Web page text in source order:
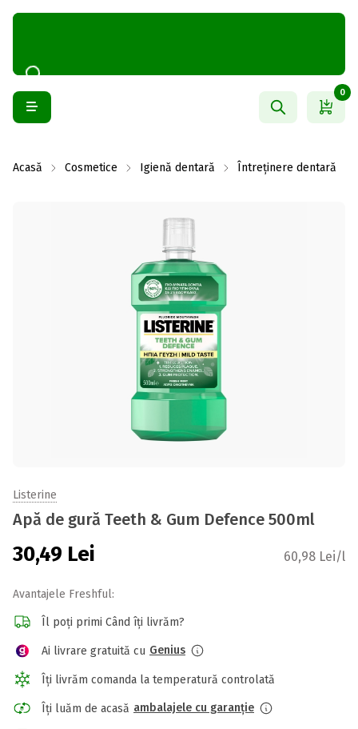
0
Acasă Cosmetice Igienă dentară Întreținere dentară
Listerine
Apă de gură Teeth & Gum Defence 500ml
30,49 Lei 60,98 Lei/l
Avantajele Freshful:
Îl poți primi Când îți livrăm?
Ai livrare gratuită cu Genius
Îți livrăm comanda la temperatură controlată
Îți luăm de acasă ambalajele cu garanție